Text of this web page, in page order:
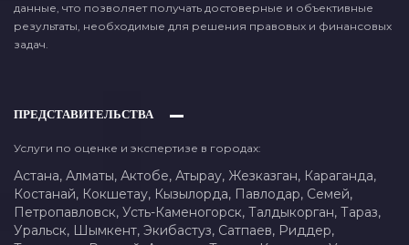
данные, что позволяет получать достоверные и объективные
результаты, необходимые для решения правовых и финансовых
задач.
ПРЕДСТАВИТЕЛЬСТВА
Услуги по оценке и экспертизе в городах:
Астана, Алматы, Актобе, Атырау, Жезказган, Караганда,
Костанай, Кокшетау, Кызылорда, Павлодар, Семей,
Петропавловск, Усть-Каменогорск, Талдыкорган, Тараз,
Уральск, Шымкент, Экибастуз, Сатпаев, Риддер,